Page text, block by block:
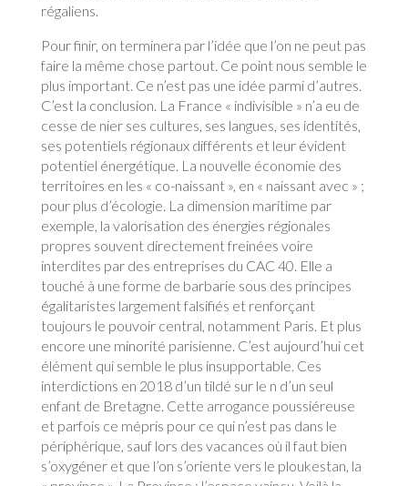
régaliens.
Pour finir, on terminera par l’idée que l’on ne peut pas
faire la même chose partout. Ce point nous semble le
plus important. Ce n’est pas une idée parmi d’autres.
C’est la conclusion. La France « indivisible » n’a eu de
cesse de nier ses cultures, ses langues, ses identités,
ses potentiels régionaux différents et leur évident
potentiel énergétique. La nouvelle économie des
territoires en les « co-naissant », en « naissant avec » ;
pour plus d’écologie. La dimension maritime par
exemple, la valorisation des énergies régionales
propres souvent directement freinées voire
interdites par des entreprises du CAC 40. Elle a
touché à une forme de barbarie sous des principes
égalitaristes largement falsifiés et renforçant
toujours le pouvoir central, notamment Paris. Et plus
encore une minorité parisienne. C’est aujourd’hui cet
élément qui semble le plus insupportable. Ces
interdictions en 2018 d’un tildé sur le n d’un seul
enfant de Bretagne. Cette arrogance poussiéreuse
et parfois ce mépris pour ce qui n’est pas dans le
périphérique, sauf lors des vacances où il faut bien
s’oxygéner et que l’on s’oriente vers le ploukestan, la